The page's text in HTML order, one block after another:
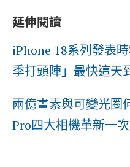
延伸閱讀
iPhone 18系列發表
季打頭陣」最快這天
兩億畫素與可變光圈
Pro四大相機革新一